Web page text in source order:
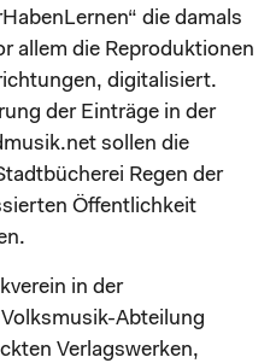
die damals
allem die Reproduktionen
digitalisiert.
der Einträge in der
sollen die
Regen der
Öffentlichkeit
in der
Abteilung
Verlagswerken,